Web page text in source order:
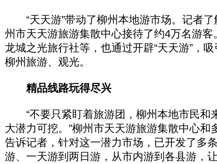
“天天游”带动了柳州本地游市场。记者了
州市天天游旅游集散中心接待了约4万名游
龙城之光旅行社等，也通过开辟“天天游”，
柳州旅游、观光。
精品线路玩得尽兴
“不要只紧盯着旅游团，柳州本地市民和
大潜力可挖。”柳州市天天游旅游集散中心和
告诉记者，针对这一潜力市场，已开发了多
游、一天游到两日游，从市内游到各县游，